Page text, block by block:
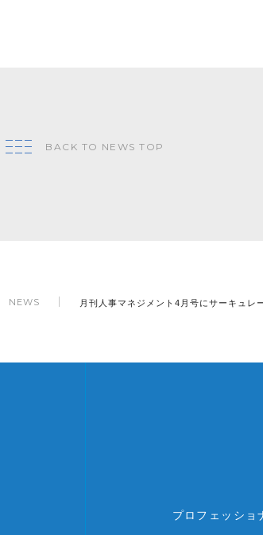
BACK TO NEWS TOP
NEWS 月刊人事マネジメント4月号にサーキュレ
プロフェッショ